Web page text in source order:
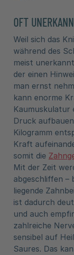
OFT
Weil sich das
während des
meist
der einen
man ernst
kann enorme
Kaumuskulatur
Druck
Kilogramm
Kraft
somit die
Mit der Zeit
abgeschliffen –
liegende
ist dadurch
und auch
zahlreiche
sensibel auf
Saures. Das